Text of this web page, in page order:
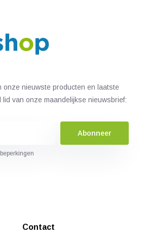
onze nieuwste producten en laatste
lid van onze maandelijkse nieuwsbrief:
Abonneer
Contact